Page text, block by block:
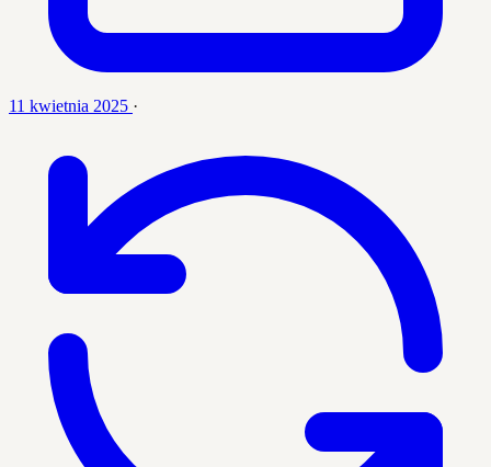
11 kwietnia 2025 ·